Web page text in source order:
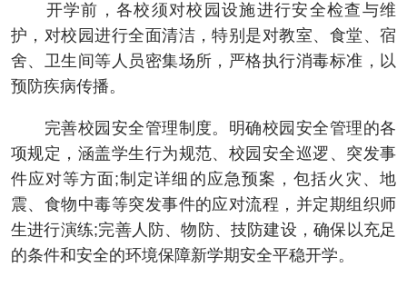
开学前，各校须对校园设施进行安全检查与维
护，对校园进行全面清洁，特别是对教室、食堂、宿
舍、卫生间等人员密集场所，严格执行消毒标准，以
预防疾病传播。
完善校园安全管理制度。明确校园安全管理的各
项规定，涵盖学生行为规范、校园安全巡逻、突发事
件应对等方面;制定详细的应急预案，包括火灾、地
震、食物中毒等突发事件的应对流程，并定期组织师
生进行演练;完善人防、物防、技防建设，确保以充足
的条件和安全的环境保障新学期安全平稳开学。